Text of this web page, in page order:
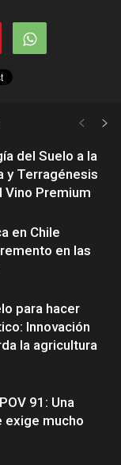
del Suelo a la
y Terragénesis
Vino Premium
en Chile
en las
para hacer
Innovación
la agricultura
91: Una
exige mucho